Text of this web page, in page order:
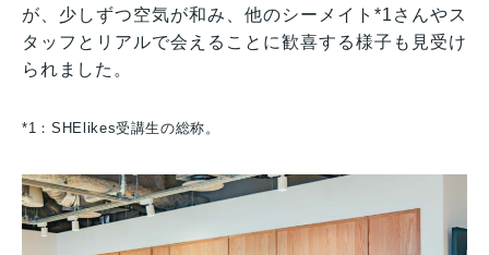
が、少しずつ空気が和み、他のシーメイト*1さんやス
タッフとリアルで会えることに歓喜する様子も見受け
られました。
*1：SHElikes受講生の総称。